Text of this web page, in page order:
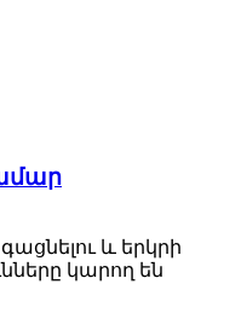
և երկրի
կարող են